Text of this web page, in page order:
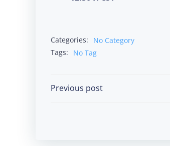
Categories:
No Category
Tags:
No Tag
Post
Previous post